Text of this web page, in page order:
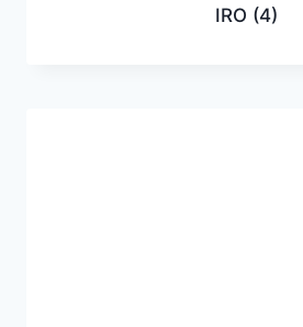
IRO (4)